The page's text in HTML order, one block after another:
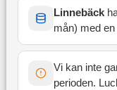
Linnebäck
mån) med
Vi kan inte
perioden.